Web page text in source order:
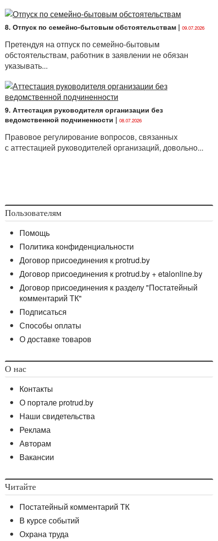
8. Отпуск по семейно-бытовым обстоятельствам | 09.07.2026
Претендуя на отпуск по семейно-бытовым
обстоятельствам, работник в заявлении не обязан
указывать...
9. Аттестация руководителя организации без
ведомственной подчиненности | 08.07.2026
Правовое регулирование вопросов, связанных
с аттестацией руководителей организаций, довольно...
Пользователям
Помощь
Политика конфиденциальности
Договор присоединения к protrud.by
Договор присоединения к protrud.by + etalonline.by
Договор присоединения к разделу "Постатейный
комментарий ТК"
Подписаться
Способы оплаты
О доставке товаров
О нас
Контакты
О портале protrud.by
Наши свидетельства
Реклама
Авторам
Вакансии
Читайте
Постатейный комментарий ТК
В курсе событий
Охрана труда